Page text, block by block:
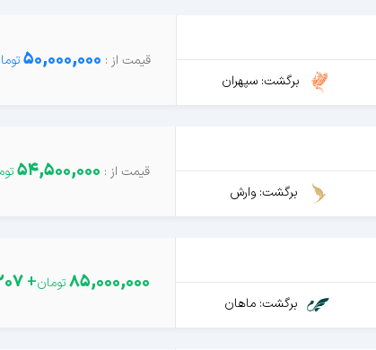
برگشت: سپهران
50,000,000
برگشت: وارش
54,500,000
برگشت: ماهان
85,000,000
+